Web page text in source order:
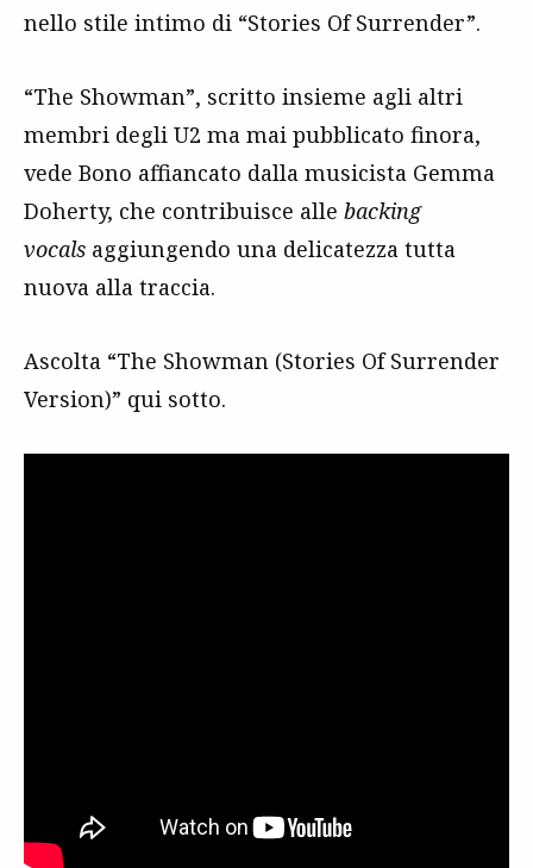
nello stile intimo di “Stories Of Surrender”.
“The Showman”, scritto insieme agli altri
membri degli U2 ma mai pubblicato finora,
vede Bono affiancato dalla musicista Gemma
Doherty, che contribuisce alle backing
vocals aggiungendo una delicatezza tutta
nuova alla traccia.
Ascolta “The Showman (Stories Of Surrender
Version)” qui sotto.